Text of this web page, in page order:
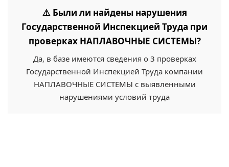
⚠️ Были ли найдены нарушения
Государственной Инспекцией Труда при
проверках НАПЛАВОЧНЫЕ СИСТЕМЫ?
Да, в базе имеются сведения о 3 проверках
Государственной Инспекцией Труда компании
НАПЛАВОЧНЫЕ СИСТЕМЫ с выявленными
нарушениями условий труда